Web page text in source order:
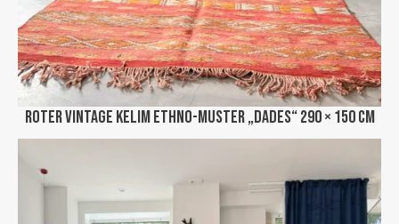
Roter Vintage Kelim Ethno-Muster „Dades“ 290 × 150 cm